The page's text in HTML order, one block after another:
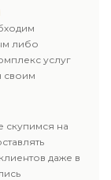
каждому
либо
услуг
своим
и
каждому
на
даже в